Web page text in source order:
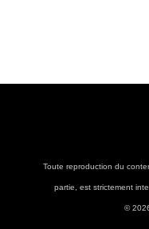
Toute reproduction du
partie, est strictement
©